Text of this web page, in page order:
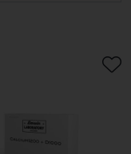
très haute
testée sur